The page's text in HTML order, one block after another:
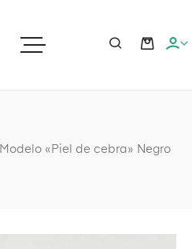
Modelo «Piel de cebra» Negro